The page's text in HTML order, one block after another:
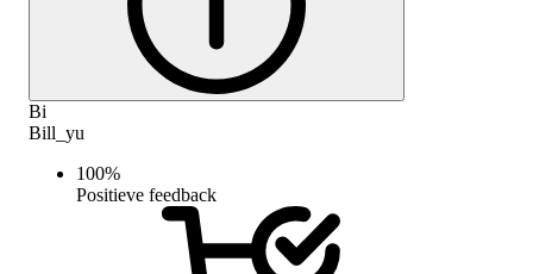
Bi
Bill_yu
100%
Positieve feedback